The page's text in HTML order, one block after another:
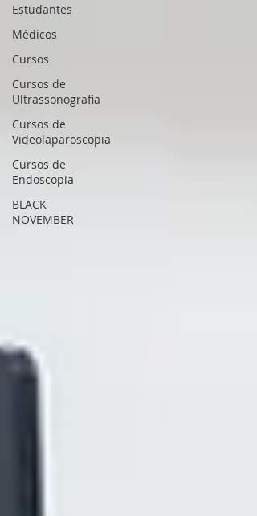
Estudantes
Médicos
Cursos
Cursos de
Ultrassonografia
Cursos de
Videolaparoscopia
Cursos de
Endoscopia
BLACK
NOVEMBER